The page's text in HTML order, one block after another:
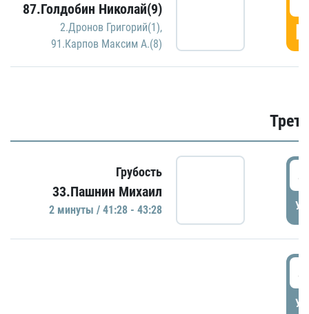
87.Голдобин Николай(9)
2.Дронов Григорий(1),
91.Карпов Максим А.(8)
Грубость
33.Пашнин Михаил
2 минуты / 41:28 - 43:28